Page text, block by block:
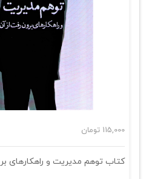
115,000 تومان
کتاب توهم مدیریت و راهکارهای